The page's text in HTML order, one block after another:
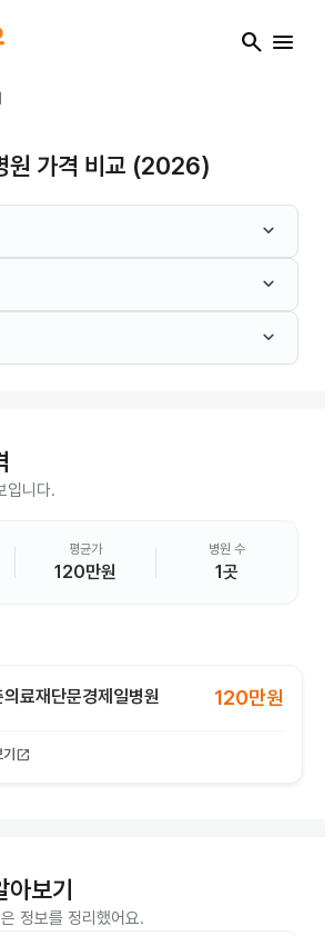
search menu
원 가격 비교 (2026)
keyboard_arrow_down
keyboard_arrow_down
keyboard_arrow_down
입니다.
평균가
120만원
병원 수
1곳
료재단문경제일병원 120만원
open_in_new
아보기
정보를 정리했어요.